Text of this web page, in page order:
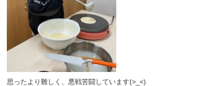
思ったより難しく、悪戦苦闘しています(>_<)